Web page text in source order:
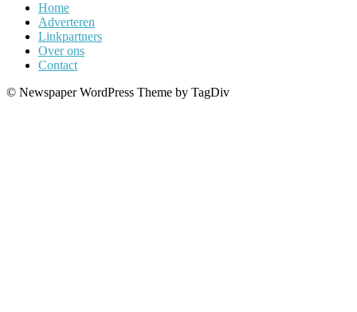
Home
Adverteren
Linkpartners
Over ons
Contact
© Newspaper WordPress Theme by TagDiv